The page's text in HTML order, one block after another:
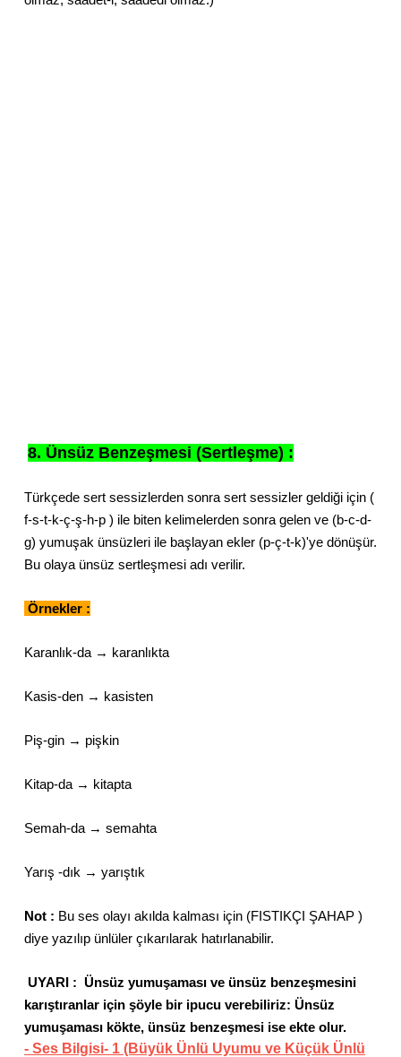
8. Ünsüz Benzeşmesi (Sertleşme) :
Türkçede sert sessizlerden sonra sert sessizler geldiği için (
f-s-t-k-ç-ş-h-p ) ile biten kelimelerden sonra gelen ve (b-c-d-
g) yumuşak ünsüzleri ile başlayan ekler (p-ç-t-k)'ye dönüşür.
Bu olaya ünsüz sertleşmesi adı verilir.
Örnekler :
Karanlık-da → karanlıkta
Kasis-den → kasisten
Piş-gin → pişkin
Kitap-da → kitapta
Semah-da → semahta
Yarış -dık → yarıştık
Not : Bu ses olayı akılda kalması için (FISTIKÇI ŞAHAP )
diye yazılıp ünlüler çıkarılarak hatırlanabilir.
UYARI : Ünsüz yumuşaması ve ünsüz benzeşmesini
karıştıranlar için şöyle bir ipucu verebiliriz: Ünsüz
yumuşaması kökte, ünsüz benzeşmesi ise ekte olur.
- Ses Bilgisi- 1 (Büyük Ünlü Uyumu ve Küçük Ünlü